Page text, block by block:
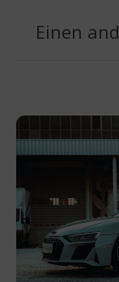
Einen